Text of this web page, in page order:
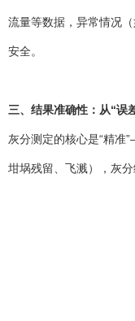
流量等数据，异常情况
安全。
三、结果准确性：从“误
灰分测定的核心是“精准
坩埚残留、飞溅），灰